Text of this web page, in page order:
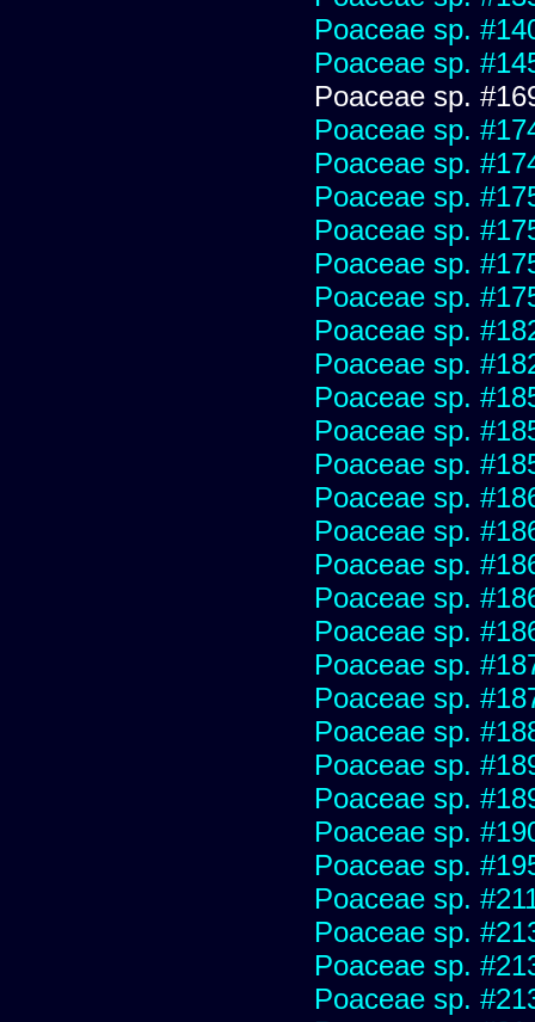
Poaceae sp.
Poaceae sp.
Poaceae sp.
Poaceae sp.
Poaceae sp.
Poaceae sp.
Poaceae sp.
Poaceae sp.
Poaceae sp.
Poaceae sp.
Poaceae sp.
Poaceae sp.
Poaceae sp.
Poaceae sp.
Poaceae sp.
Poaceae sp.
Poaceae sp.
Poaceae sp.
Poaceae sp.
Poaceae sp.
Poaceae sp.
Poaceae sp.
Poaceae sp.
Poaceae sp.
Poaceae sp.
Poaceae sp.
Poaceae sp.
Poaceae sp.
Poaceae sp.
Poaceae sp.